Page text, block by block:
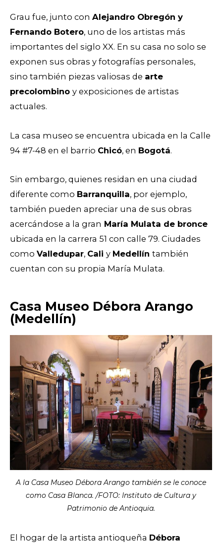
Grau fue, junto con Alejandro Obregón y
Fernando Botero, uno de los artistas más
importantes del siglo XX. En su casa no solo se
exponen sus obras y fotografías personales,
sino también piezas valiosas de arte
precolombino y exposiciones de artistas
actuales.
La casa museo se encuentra ubicada en la Calle
94 #7-48 en el barrio Chicó, en Bogotá.
Sin embargo, quienes residan en una ciudad
diferente como Barranquilla, por ejemplo,
también pueden apreciar una de sus obras
acercándose a la gran María Mulata de bronce
ubicada en la carrera 51 con calle 79. Ciudades
como Valledupar, Cali y Medellín también
cuentan con su propia María Mulata.
Casa Museo Débora Arango
(Medellín)
A la Casa Museo Débora Arango también se le conoce
como Casa Blanca. /FOTO: Instituto de Cultura y
Patrimonio de Antioquia.
El hogar de la artista antioqueña Débora